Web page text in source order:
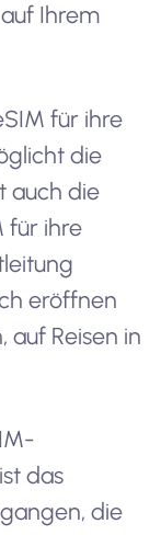
Ihrem
für ihre
die
auch die
für ihre
eröffnen
auf Reisen in
das
die